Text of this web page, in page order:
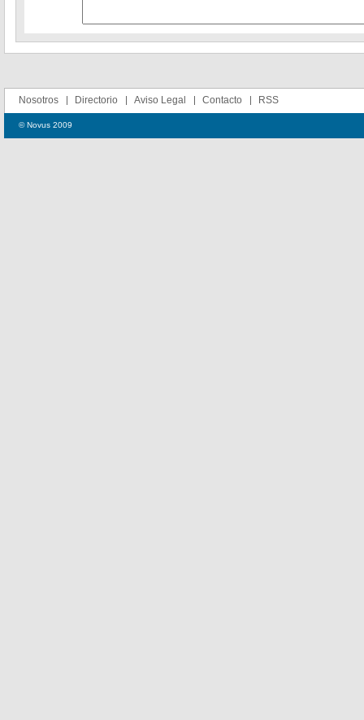
Nosotros Directorio Aviso Legal Contacto RSS
© Novus 2009